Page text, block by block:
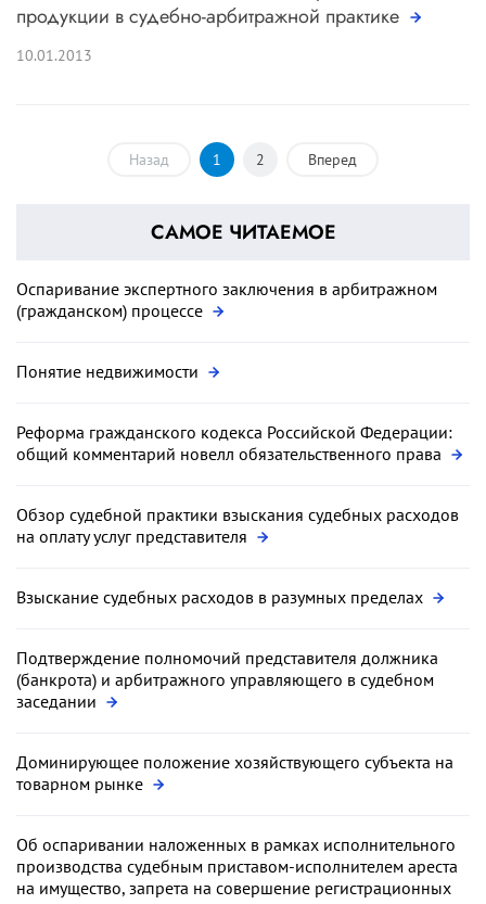
продукции в судебно-арбитражной практике
10.01.2013
Назад 1 2 Вперед
САМОЕ ЧИТАЕМОЕ
Оспаривание экспертного заключения в арбитражном
(гражданском) процессе
Понятие недвижимости
Реформа гражданского кодекса Российской Федерации:
общий комментарий новелл обязательственного права
Обзор судебной практики взыскания судебных расходов
на оплату услуг представителя
Взыскание судебных расходов в разумных пределах
Подтверждение полномочий представителя должника
(банкрота) и арбитражного управляющего в судебном
заседании
Доминирующее положение хозяйствующего субъекта на
товарном рынке
Об оспаривании наложенных в рамках исполнительного
производства судебным приставом-исполнителем ареста
на имущество, запрета на совершение регистрационных